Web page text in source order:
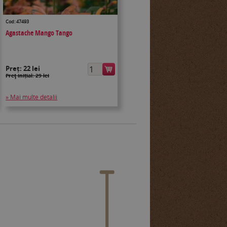
Cod: 47493
Agastache Mango Tango
Preț:22 lei
Preţ inițial: 29 lei
» Mai multe detalii